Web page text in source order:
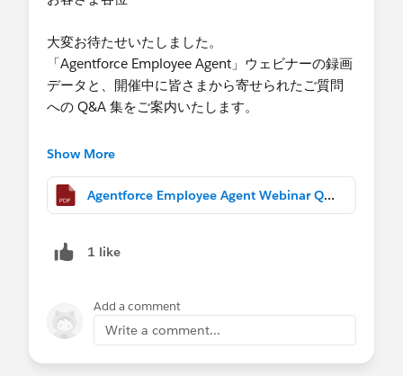
す。「Password Authentication」をご使用のユー
ザー様には、「OAuth」でのログインへ切り替え
ていただくようご周知をお願いいたします。
・Data Loader (CLI 版) を利用の場合
データローダ (CLI 版) は内部的に SOAP API
す。 廃止自体は Summer '27（2027 年 6 月頃）を
予定しておりますが、データローダ CLI における
代替の認証手法につきましては、現在弊社開発部
な代替手段や事前の準備手順は公開されておりま
た弊社からのご案内をお待ちいただけますと幸い
です。
【開催概要】
🗓️ 日時：2026/04/15 (水) 14:00 〜 15:30
🙎 対象：システム管理者、Salesforce 推進者、営
ザー
石川 慧祐 / 上山 布葵 / 関 匡志 / 飯倉 麻子
💰 参加：無料
お申し込みはこちら👇
eagentai
皆様のご参加を心よりお待ちしております！
大変お待たせいたしました。
「Agentforce Employee Agent」ウェビナーの録画
データと、開催中に皆さまから寄せられたご質問
への Q&A 集をご案内いたします。
■当日の録画
■Q&A 集に関する補足事項
ていただいております。
ておりますので、あらかじめご了承ください。
・お客様の組織固有のトラブルシューティングや
設定に関するご質問：
Show More
Agentforce Employee Agent Webinar QA 集 - Agentforce Employee Agent Webinar QA 集.pdf
1 like
Add a comment
Write a comment...